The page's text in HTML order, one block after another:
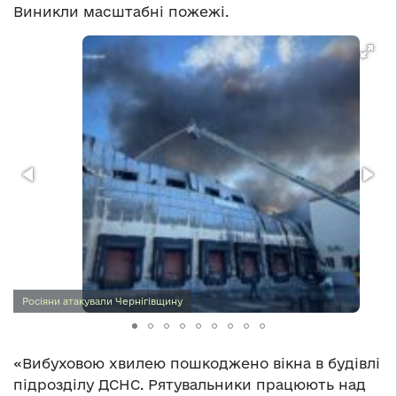
Виникли масштабні пожежі.
Росіяни атакували Чернігівщину
«Вибуховою хвилею пошкоджено вікна в будівлі
підрозділу ДСНС. Рятувальники працюють над